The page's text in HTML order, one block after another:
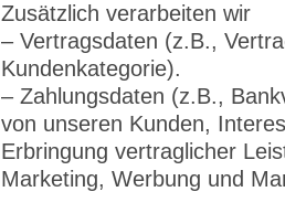
Zusätzlich verarbeiten wir
– Vertragsdaten (z.B.,
Kundenkategorie).
– Zahlungsdaten (z.B.,
von unseren Kunden,
Erbringung vertraglicher
Marketing, Werbung und